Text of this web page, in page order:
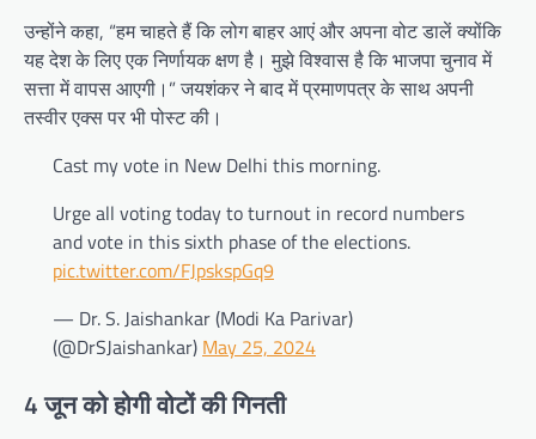
उन्होंने कहा, “हम चाहते हैं कि लोग बाहर आएं और अपना वोट डालें क्योंकि
यह देश के लिए एक निर्णायक क्षण है। मुझे विश्वास है कि भाजपा चुनाव में
सत्ता में वापस आएगी।” जयशंकर ने बाद में प्रमाणपत्र के साथ अपनी
तस्वीर एक्स पर भी पोस्ट की।
Cast my vote in New Delhi this morning.
Urge all voting today to turnout in record numbers
and vote in this sixth phase of the elections.
pic.twitter.com/FJpskspGq9
— Dr. S. Jaishankar (Modi Ka Parivar)
(@DrSJaishankar) May 25, 2024
4 जून को होगी वोटों की गिनती